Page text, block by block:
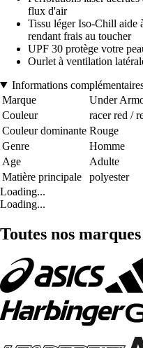
flux d'air
Tissu léger Iso-Chill aide
rendant frais au toucher
UPF 30 protège votre
Ourlet à ventilation
Informations
Marque
Under
Couleur
racer red /
Couleur dominante Rouge
Genre
Homme
Age
Adulte
Matière principale
polyester
Loading...
Loading...
Toutes nos marques